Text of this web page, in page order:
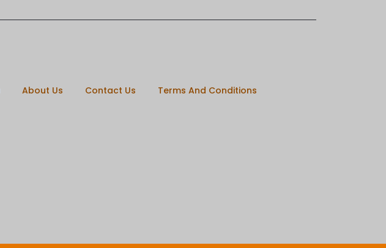
About Us Contact Us Terms And Conditions